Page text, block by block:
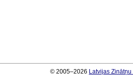
© 2005–2026 Latvijas